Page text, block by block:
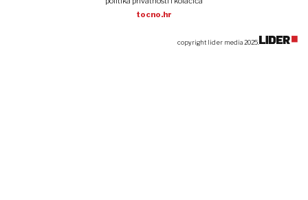
tocno.hr
copyright lider media 2025.